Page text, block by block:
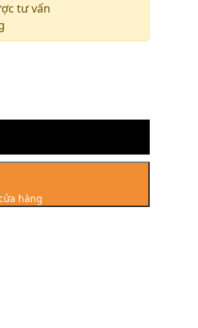
tư vấn
hàng